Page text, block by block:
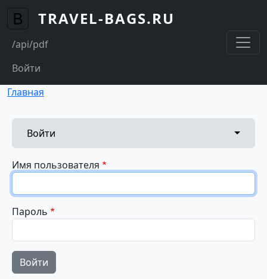
Перейти к основному содержанию
TRAVEL-BAGS.RU
usermenu
/api/pdf
Войти
Строка навигации
Главная
Главные вкладки
Войти Toggle
Имя пользователя
Пароль